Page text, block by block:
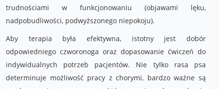
trudnościami w funkcjonowaniu (objawami lęku,
nadpobudliwości, podwyższonego niepokoju).
Aby terapia była efektywna, istotny jest dobór
odpowiedniego czworonoga oraz dopasowanie ćwiczeń do
indywidualnych potrzeb pacjentów. Nie tylko rasa psa
determinuje możliwość pracy z chorymi, bardzo ważne są